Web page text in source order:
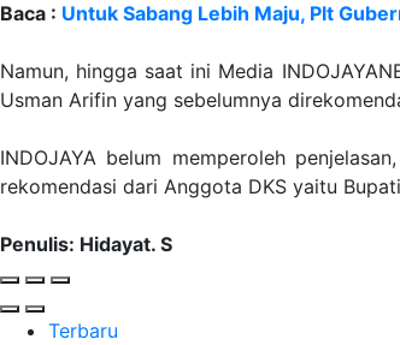
Baca : Untuk Sabang Lebih Maju, Plt
Namun, hingga saat ini Media
Usman Arifin yang sebelumnya
INDOJAYA belum memperoleh
rekomendasi dari Anggota DKS yaitu
Penulis: Hidayat. S
Terbaru